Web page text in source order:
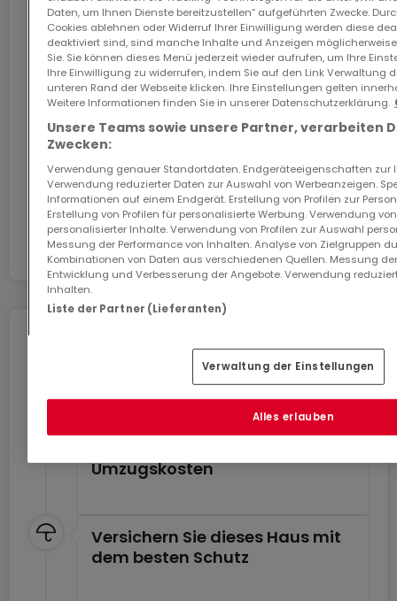
Visite sur simple demande et sans engagement.
Prix TTC 3% sous réserve de l'accord de
l'Enregistrement.
Das GiGA Internet: Internet zu Hause
Sichern Sie sich mit dem Code ATHOME26 einen
Monat kostenloses Internet im schnellsten Netz
Luxemburgs.
In Zusammenarbeit mit
Umziehen ohne Stress
Sie können von Dienstleistungen für einen
stressfreien Umzug profitieren.
Umzugskosten
Versichern Sie dieses Haus mit
dem besten Schutz
Daten, um Ihnen Dienste bereitzustellen“ aufgeführten Zwecke.
Cookies ablehnen oder Widerruf Ihrer Einwilligung werden diese
deaktiviert sind, sind manche Inhalte und Anzeigen
Sie. Sie können dieses Menü jederzeit wieder aufrufen, um Ihre
Ihre Einwilligung zu widerrufen, indem Sie auf den Link Verwaltung
unteren Rand der Webseite klicken. Ihre Einstellungen gelten
Weitere Informationen finden Sie in unserer Datenschutzerklärung.
Unsere Teams sowie unsere Partner, verarbeiten
Zwecken:
Verwendung genauer Standortdaten. Endgeräteeigenschaften zur
Verwendung reduzierter Daten zur Auswahl von Werbeanzeigen.
Informationen auf einem Endgerät. Erstellung von Profilen zur
Erstellung von Profilen für personalisierte Werbung. Verwendung
personalisierter Inhalte. Verwendung von Profilen zur Auswahl
Messung der Performance von Inhalten. Analyse von Zielgruppen
Kombinationen von Daten aus verschiedenen Quellen. Messung
Entwicklung und Verbesserung der Angebote. Verwendung
Inhalten.
Liste der Partner (Lieferanten)
Verwaltung der Einstellungen
Alles erlauben